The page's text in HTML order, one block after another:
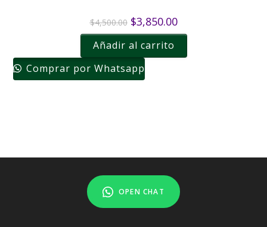
$4,500.00 $3,850.00
Añadir al carrito
Comprar por Whatsapp
OPEN CHAT